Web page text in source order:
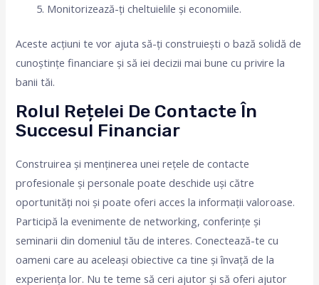
Monitorizează-ți cheltuielile și economiile.
Aceste acțiuni te vor ajuta să-ți construiești o bază solidă de
cunoștințe financiare și să iei decizii mai bune cu privire la
banii tăi.
Rolul Rețelei De Contacte În
Succesul Financiar
Construirea și menținerea unei rețele de contacte
profesionale și personale poate deschide uși către
oportunități noi și poate oferi acces la informații valoroase.
Participă la evenimente de networking, conferințe și
seminarii din domeniul tău de interes. Conectează-te cu
oameni care au aceleași obiective ca tine și învață de la
experiența lor. Nu te teme să ceri ajutor și să oferi ajutor